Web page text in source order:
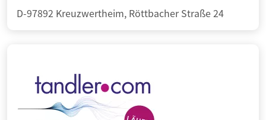
D-97892 Kreuzwertheim, Röttbacher Straße 24